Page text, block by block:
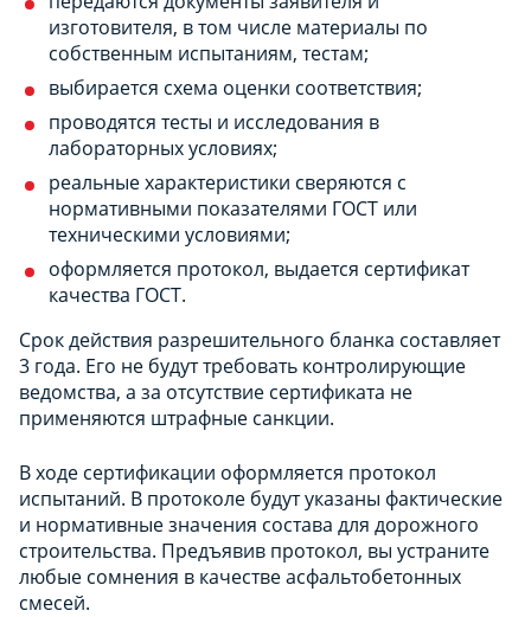
изготовителя, в том числе материалы по
собственным испытаниям, тестам;
выбирается схема оценки соответствия;
проводятся тесты и исследования в
лабораторных условиях;
реальные характеристики сверяются с
нормативными показателями ГОСТ или
техническими условиями;
оформляется протокол, выдается сертификат
качества ГОСТ.
Срок действия разрешительного бланка составляет
3 года. Его не будут требовать контролирующие
ведомства, а за отсутствие сертификата не
применяются штрафные санкции.
В ходе сертификации оформляется протокол
испытаний. В протоколе будут указаны фактические
и нормативные значения состава для дорожного
строительства. Предъявив протокол, вы устраните
любые сомнения в качестве асфальтобетонных
смесей.